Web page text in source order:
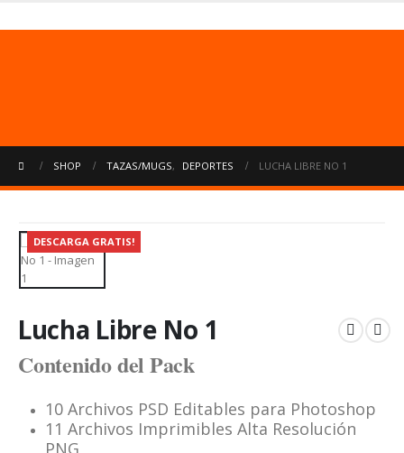
SHOP TAZAS/MUGS, DEPORTES LUCHA LIBRE NO 1
DESCARGA GRATIS!
Lucha Libre No 1
Contenido del Pack
10 Archivos PSD Editables para Photoshop
11 Archivos Imprimibles Alta Resolución
PNG